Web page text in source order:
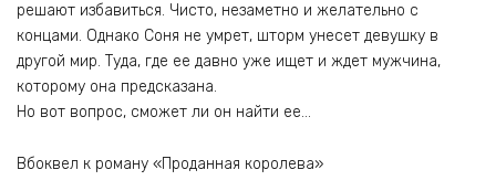
решают избавиться. Чисто, незаметно и желательно с
концами. Однако Соня не умрет, шторм унесет девушку в
другой мир. Туда, где ее давно уже ищет и ждет мужчина,
которому она предсказана.
Но вот вопрос, сможет ли он найти ее…
Вбоквел к роману «Проданная королева»